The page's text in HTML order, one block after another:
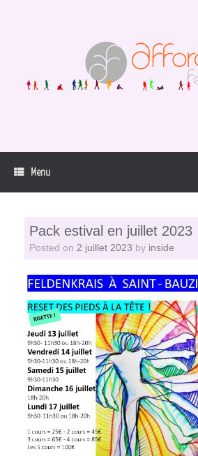
Menu
Pack estival en juillet 2023
Posted on 2 juillet 2023 by inside